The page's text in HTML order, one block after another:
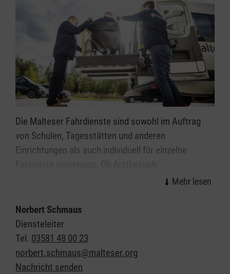
Die Malteser Fahrdienste sind sowohl im Auftrag
von Schulen, Tagesstätten und anderen
Einrichtungen als auch individuell für einzelne
Behördengang, Ausflug oder der Besuch von
Bei uns steht die freundliche und zuverlässige
Beförderung und die umfassende Betreuung der
Fahrgäste im Vordergrund - vor, während und nach
der Fahrt in Görlitz und Umgebung.
Norbert Schmaus
Diensteleiter
Tel. 03581 48 00 23
norbert.schmaus@malteser.org
Nachricht senden